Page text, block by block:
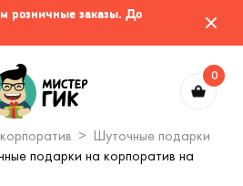
розничные заказы. До
0
Шуточные подарки
подарки на корпоратив на